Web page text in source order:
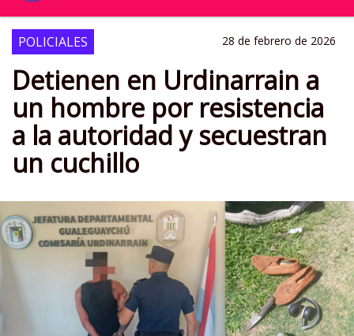
POLICIALES 28 de febrero de 2026
Detienen en Urdinarrain a
un hombre por resistencia
a la autoridad y secuestran
un cuchillo